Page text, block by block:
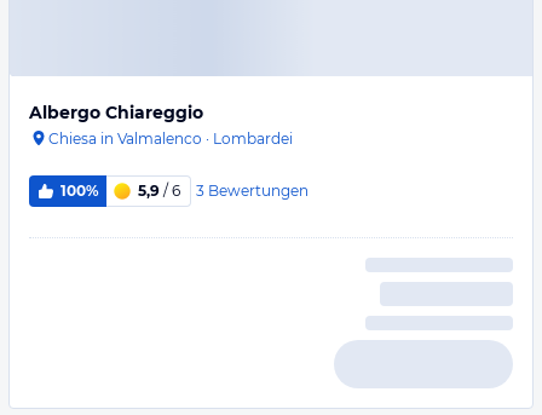
Albergo Chiareggio
Chiesa in Valmalenco · Lombardei
100% 5,9 / 6 3 Bewertungen